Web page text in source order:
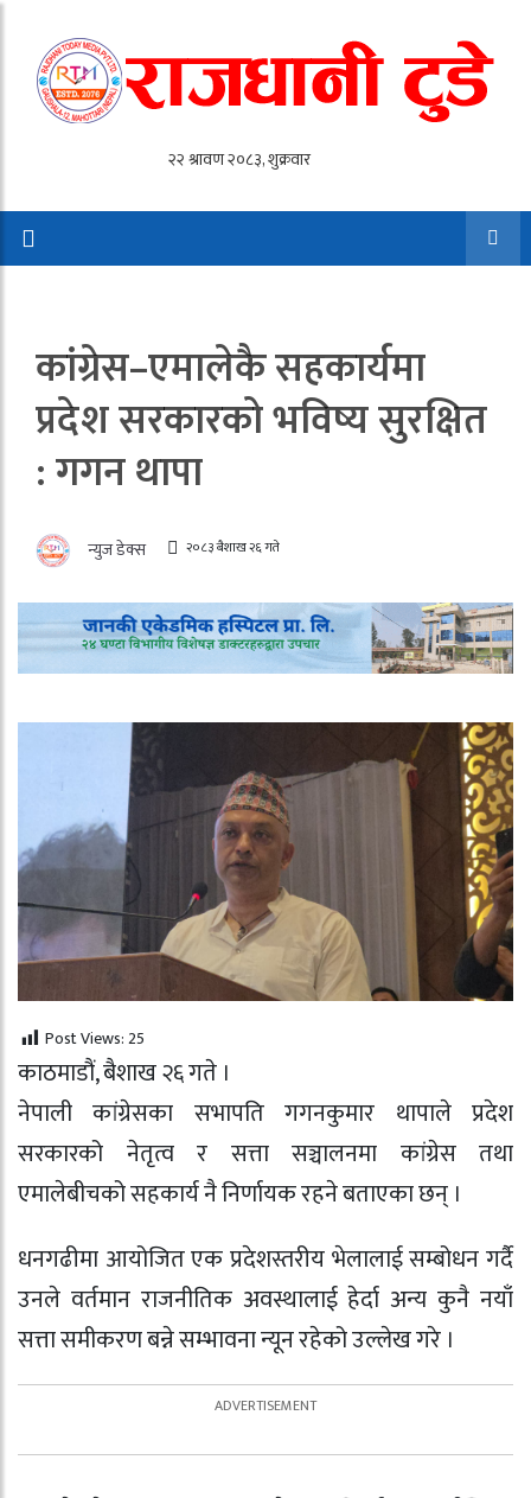
कांग्रेस–एमालेकै सहकार्यमा
प्रदेश सरकारको भविष्य सुरक्षित
: गगन थापा
न्युज डेक्स २०८३ बैशाख २६ गते
Post Views:25
काठमाडौं, बैशाख २६ गते ।
नेपाली कांग्रेसका सभापति गगनकुमार थापाले प्रदेश
सरकारको नेतृत्व र सत्ता सञ्चालनमा कांग्रेस तथा
एमालेबीचको सहकार्य नै निर्णायक रहने बताएका छन् ।
धनगढीमा आयोजित एक प्रदेशस्तरीय भेलालाई सम्बोधन गर्दै
उनले वर्तमान राजनीतिक अवस्थालाई हेर्दा अन्य कुनै नयाँ
सत्ता समीकरण बन्ने सम्भावना न्यून रहेको उल्लेख गरे ।